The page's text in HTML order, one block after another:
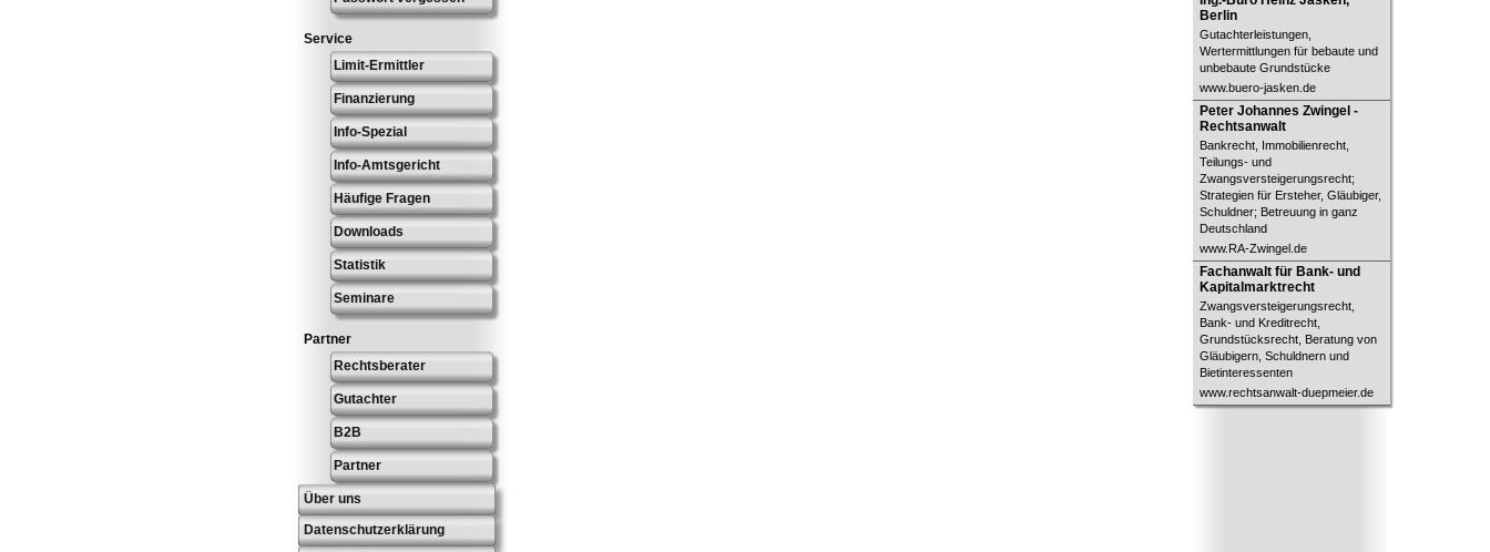
Service
Limit-Ermittler
Finanzierung
Info-Spezial
Info-Amtsgericht
Häufige Fragen
Downloads
Statistik
Seminare
Partner
Rechtsberater
Gutachter
B2B
Partner
Über uns
Datenschutzerklärung
Berlin
Gutachterleistungen,
Wertermittlungen für bebaute und
unbebaute Grundstücke
www.buero-jasken.de
Peter Johannes Zwingel -
Rechtsanwalt
Peter Johannes Zwingel -
Rechtsanwalt
Bankrecht, Immobilienrecht,
Teilungs- und
Zwangsversteigerungsrecht;
Strategien für Ersteher, Gläubiger,
Schuldner; Betreuung in ganz
Deutschland
www.RA-Zwingel.de
Fachanwalt für Bank- und
Kapitalmarktrecht
Fachanwalt für Bank- und
Kapitalmarktrecht
Zwangsversteigerungsrecht,
Bank- und Kreditrecht,
Grundstücksrecht, Beratung von
Gläubigern, Schuldnern und
Bietinteressenten
www.rechtsanwalt-duepmeier.de